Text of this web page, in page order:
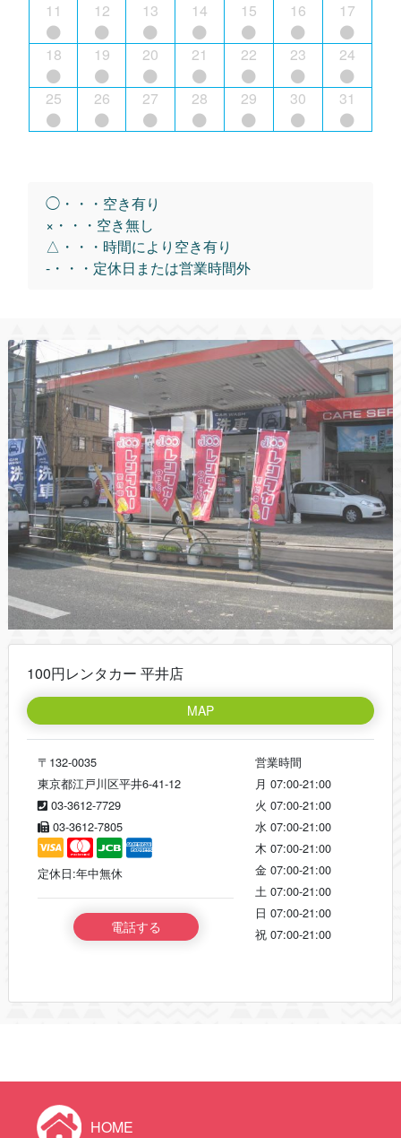
11 12 13 14 15 16 17
18 19 20 21 22 23 24
25 26 27 28 29 30 31
◯・・・空き有り
×・・・空き無し
△・・・時間により空き有り
-・・・定休日または営業時間外
100円レンタカー 平井店
MAP
〒132-0035
東京都江戸川区平井6-41-12
03-3612-7729
03-3612-7805
定休日:年中無休
電話する
営業時間
月 07:00-21:00
火 07:00-21:00
水 07:00-21:00
木 07:00-21:00
金 07:00-21:00
土 07:00-21:00
日 07:00-21:00
祝 07:00-21:00
HOME